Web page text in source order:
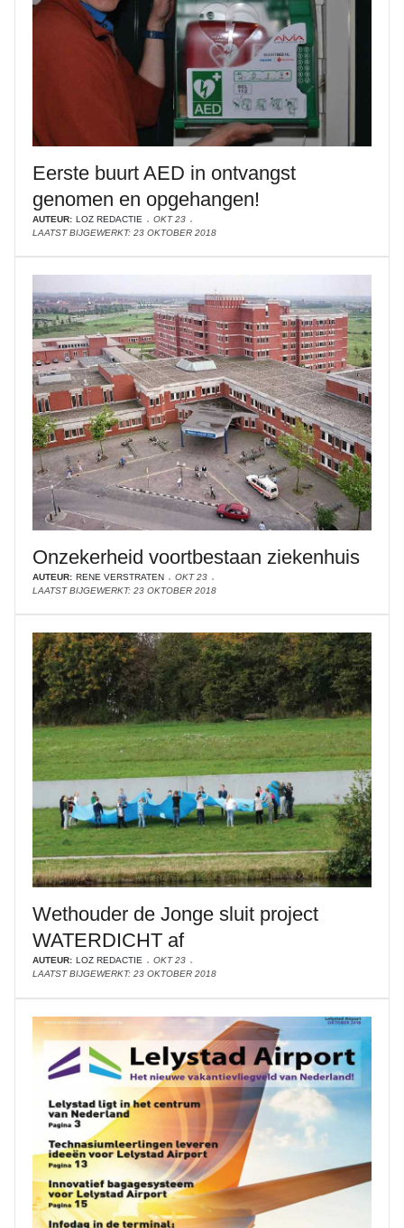
Eerste buurt AED in ontvangst
genomen en opgehangen!
AUTEUR: LOZ REDACTIE
OKT 23
LAATST BIJGEWERKT: 23 OKTOBER 2018
Onzekerheid voortbestaan ziekenhuis
AUTEUR: RENE VERSTRATEN
OKT 23
LAATST BIJGEWERKT: 23 OKTOBER 2018
Wethouder de Jonge sluit project
WATERDICHT af
AUTEUR: LOZ REDACTIE
OKT 23
LAATST BIJGEWERKT: 23 OKTOBER 2018